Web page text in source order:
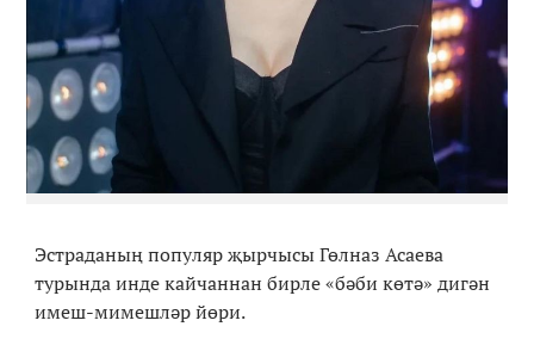
Эстраданың популяр җырчысы Гөлназ Асаева
турында инде кайчаннан бирле«бәби көтә» дигән
имеш-мимешләр йөри.